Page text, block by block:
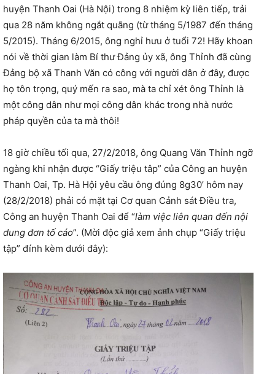
huyện Thanh Oai (Hà Nội) trong 8 nhiệm kỳ liên tiếp, trải
qua 28 năm không ngắt quãng (từ tháng 5/1987 đến tháng
5/2015). Tháng 6/2015, ông nghỉ hưu ở tuổi 72! Hãy khoan
nói về thời gian làm Bí thư Đảng ủy xã, ông Thỉnh đã cùng
Đảng bộ xã Thanh Văn có công với người dân ở đây, được
họ tôn trọng, quý mến ra sao, mà ta chỉ xét ông Thỉnh là
một công dân như mọi công dân khác trong nhà nước
pháp quyền của ta mà thôi!
18 giờ chiều tối qua, 27/2/2018, ông Quang Văn Thỉnh ngỡ
ngàng khi nhận được “Giấy triệu tâp” của Công an huyện
Thanh Oai, Tp. Hà Hội yêu cầu ông đúng 8g30’ hôm nay
(28/2/2018) phải có mặt tại Cơ quan Cảnh sát Điều tra,
Công an huyện Thanh Oai để “làm việc liên quan đến nội
dung đơn tố cáo”. (Mời độc giả xem ảnh chụp “Giấy triệu
tập” đính kèm dưới đây):